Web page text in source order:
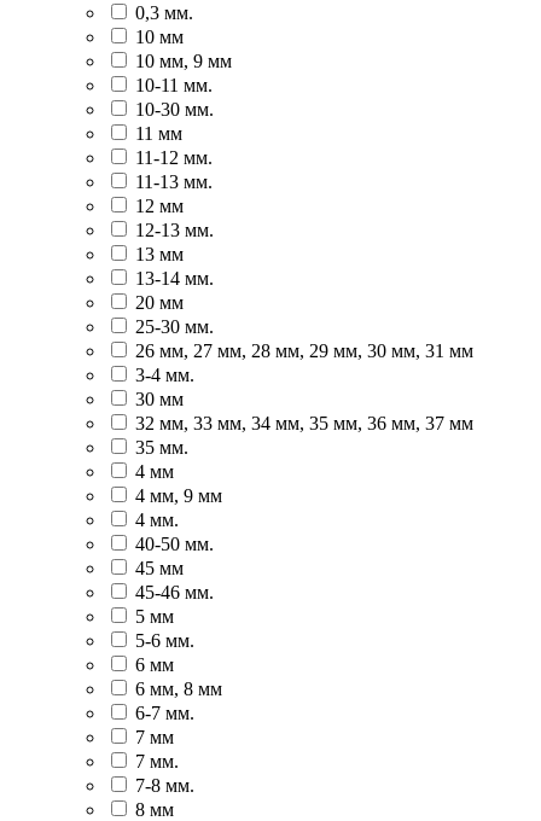
0,3 мм.
10 мм
10 мм, 9 мм
10-11 мм.
10-30 мм.
11 мм
11-12 мм.
11-13 мм.
12 мм
12-13 мм.
13 мм
13-14 мм.
20 мм
25-30 мм.
26 мм, 27 мм, 28 мм, 29 мм, 30 мм, 31 мм
3-4 мм.
30 мм
32 мм, 33 мм, 34 мм, 35 мм, 36 мм, 37 мм
35 мм.
4 мм
4 мм, 9 мм
4 мм.
40-50 мм.
45 мм
45-46 мм.
5 мм
5-6 мм.
6 мм
6 мм, 8 мм
6-7 мм.
7 мм
7 мм.
7-8 мм.
8 мм